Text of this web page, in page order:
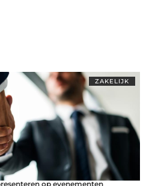
ZAKELIJK
op evenementen